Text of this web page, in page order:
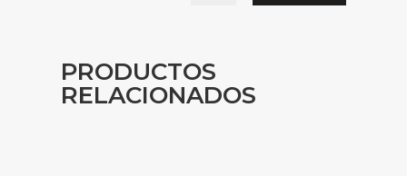
PRODUCTOS
RELACIONADOS